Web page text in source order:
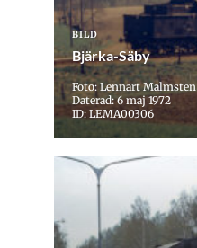
BILD
Bjärka-Säby
Foto: Lennart Malmsten
Daterad: 6 maj 1972
ID: LEMA00306